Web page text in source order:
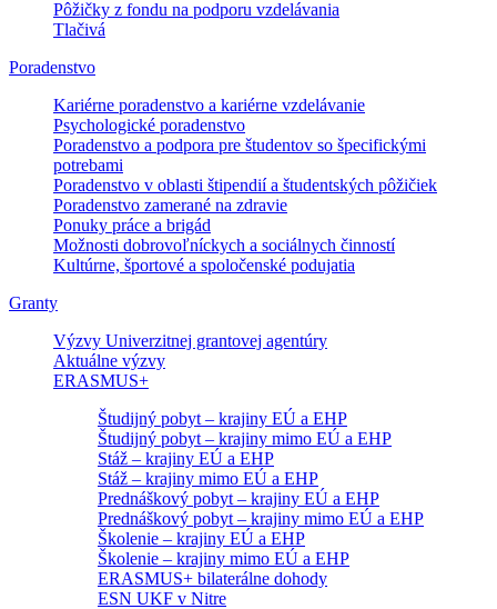
Pôžičky z fondu na podporu vzdelávania
Tlačivá
Poradenstvo
Kariérne poradenstvo a kariérne vzdelávanie
Psychologické poradenstvo
Poradenstvo a podpora pre študentov so špecifickými
potrebami
Poradenstvo v oblasti štipendií a študentských pôžičiek
Poradenstvo zamerané na zdravie
Ponuky práce a brigád
Možnosti dobrovoľníckych a sociálnych činností
Kultúrne, športové a spoločenské podujatia
Granty
Výzvy Univerzitnej grantovej agentúry
Aktuálne výzvy
ERASMUS+
Študijný pobyt – krajiny EÚ a EHP
Študijný pobyt – krajiny mimo EÚ a EHP
Stáž – krajiny EÚ a EHP
Stáž – krajiny mimo EÚ a EHP
Prednáškový pobyt – krajiny EÚ a EHP
Prednáškový pobyt – krajiny mimo EÚ a EHP
Školenie – krajiny EÚ a EHP
Školenie – krajiny mimo EÚ a EHP
ERASMUS+ bilaterálne dohody
ESN UKF v Nitre